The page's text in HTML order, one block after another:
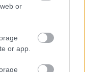
or
or app.